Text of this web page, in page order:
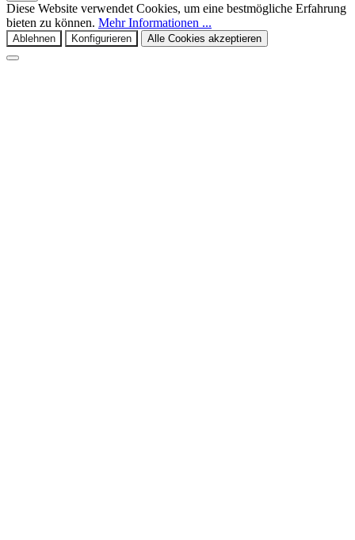
Diese Website verwendet Cookies, um eine bestmögliche Erfahrung
bieten zu können. Mehr Informationen ...
Ablehnen Konfigurieren Alle Cookies akzeptieren